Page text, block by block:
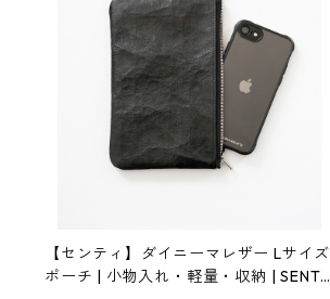
【センティ】ダイニーマレザー Lサイズ
ポーチ | 小物入れ・軽量・収納 | SENTI |